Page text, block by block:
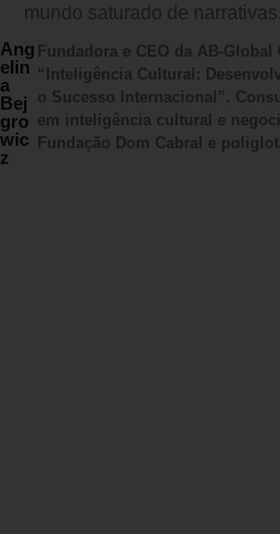
mundo saturado de narrativas.
Ang
elin
a
Bej
gro
wic
z
Fundadora e CEO da AB-
“Inteligência Cultural:
o Sucesso Internacional”.
em inteligência cultural e
Fundação Dom Cabral e